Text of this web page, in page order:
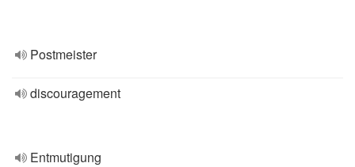
Postmeister
discouragement
Entmutigung